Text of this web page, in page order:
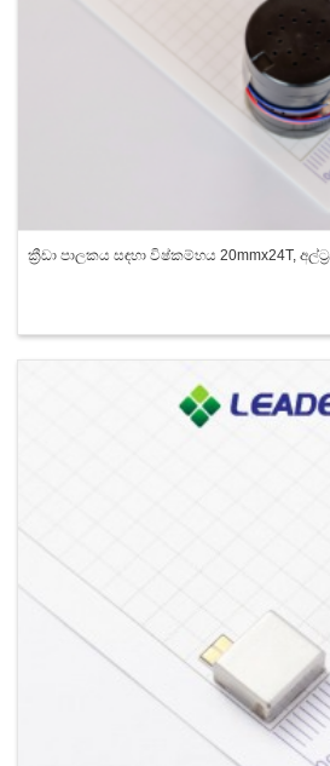
ක්‍රීඩා පාලකය සඳහා විෂ්කම්භය 20mmx24T,